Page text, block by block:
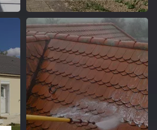
Habillage planche
de rive 51